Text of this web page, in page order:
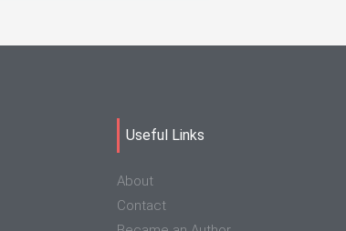
Useful Links
About
Contact